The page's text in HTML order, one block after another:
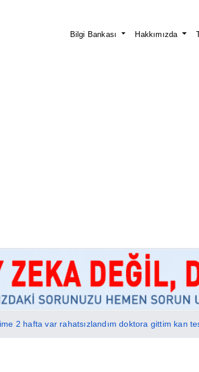
Bilgi Bankası Hakkımızda
2 hafta var rahatsızlandım doktora gittim kan